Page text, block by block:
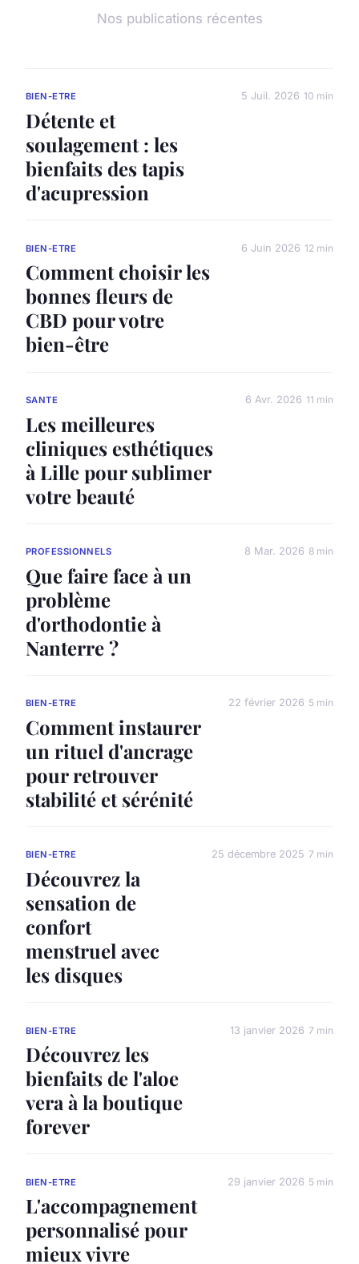
Nos publications récentes
BIEN-ETRE
Détente et
soulagement : les
bienfaits des tapis
d'acupression
5 Juil. 2026 10 min
BIEN-ETRE
Comment choisir les
bonnes fleurs de
CBD pour votre
bien-être
6 Juin 2026 12 min
SANTE
Les meilleures
cliniques esthétiques
à Lille pour sublimer
votre beauté
6 Avr. 2026 11 min
PROFESSIONNELS
Que faire face à un
problème
d'orthodontie à
Nanterre ?
8 Mar. 2026 8 min
BIEN-ETRE
Comment instaurer
un rituel d'ancrage
pour retrouver
stabilité et sérénité
22 février 2026 5 min
BIEN-ETRE
Découvrez la
sensation de
confort
menstruel avec
les disques
25 décembre 2025 7 min
BIEN-ETRE
Découvrez les
bienfaits de l'aloe
vera à la boutique
forever
13 janvier 2026 7 min
BIEN-ETRE
L'accompagnement
personnalisé pour
mieux vivre
29 janvier 2026 5 min